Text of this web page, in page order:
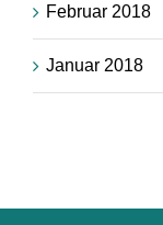
Februar 2018
Januar 2018